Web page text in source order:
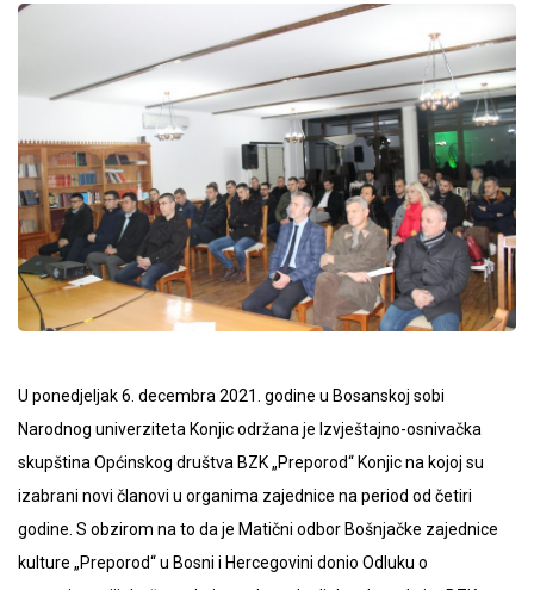
U ponedjeljak 6. decembra 2021. godine u Bosanskoj sobi
Narodnog univerziteta Konjic održana je Izvještajno-osnivačka
skupština Općinskog društva BZK „Preporod“ Konjic na kojoj su
izabrani novi članovi u organima zajednice na period od četiri
godine. S obzirom na to da je Matični odbor Bošnjačke zajednice
kulture „Preporod“ u Bosni i Hercegovini donio Odluku o